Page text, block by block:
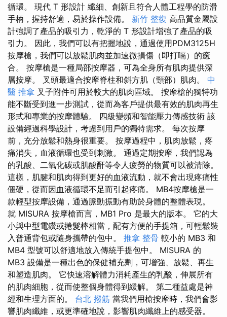
循環。 現代 T 形設計 纖細、創新且符合人體工程學的防滑
手柄，握持舒適，易於操作設備。 新竹 整復 高品質金屬設
計強調了產品的吸引力，乾淨的 T 形設計增強了產品的吸
引力。 因此，我們可以有把握地說，通過使用PDM3125H
按摩槍，我們可以放鬆肌肉並加速微損傷（即打嗝）的癒
合。 按摩槍是一種局部按摩器，可為全身所有肌肉提供深
層按摩。 叉頭最適合按摩脊柱和斜方肌（頸部）肌肉。 中
醫 推拿 叉子附件可用於較大的肌肉區域。 按摩槍的獨特功
能不斷受到進一步測試，從而為客戶提供最有效的肌肉再生
形式和專業的按摩體驗。 四級變頻和智能壓力傳感技術 該
設備經過科學設計，考慮到用戶的獨特需求。 每次按摩
前，充分放鬆和熱身很重要。 按摩過程中，肌肉放鬆，疼
痛消失，血液循環也受到刺激。 通過定期按摩，我們認為
的乳酸、二氧化碳或肌酸酐等令人疲勞的物質可以被清除。
這樣，肌腱和肌肉得到更好的血液流動，就不會出現疼痛性
僵硬，從而因血液循環不足而引起疼痛。 MB4按摩槍是一
款輕型按摩設備，通過脈動振動有助於身體的整體表現。
就 MISURA 按摩槍而言，MB1 Pro 是最大的版本。 它的大
小與中型電鑽或捲髮棒相當，配有方便的手提箱，可輕鬆裝
入普通背包或隨身攜帶的包中。 推拿 整骨 較小的 MB3 和
MB4 型號可以舒適地放入傳統手提包中。 MISURA 的
MB3 設備是一種出色的保健補充劑，可增強、放鬆、再生
和塑造肌肉。 它快速溶解體力消耗產生的乳酸，伸展所有
的肌肉細胞，從而使整個身體得到緩解。 第二種益處是神
經和生理方面的。 台北 撥筋 當我們用槍按摩時，我們會影
響肌肉纖維，或更準確地說，影響肌肉纖維上的感受器。